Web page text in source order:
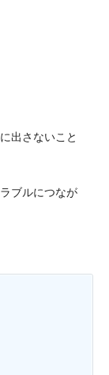
出さないこと
ブルにつなが